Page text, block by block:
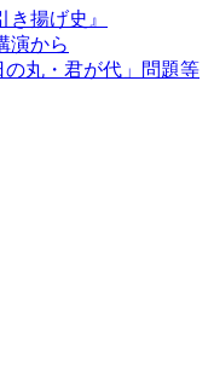
揚げ史』
演から
丸・君が代」問題等